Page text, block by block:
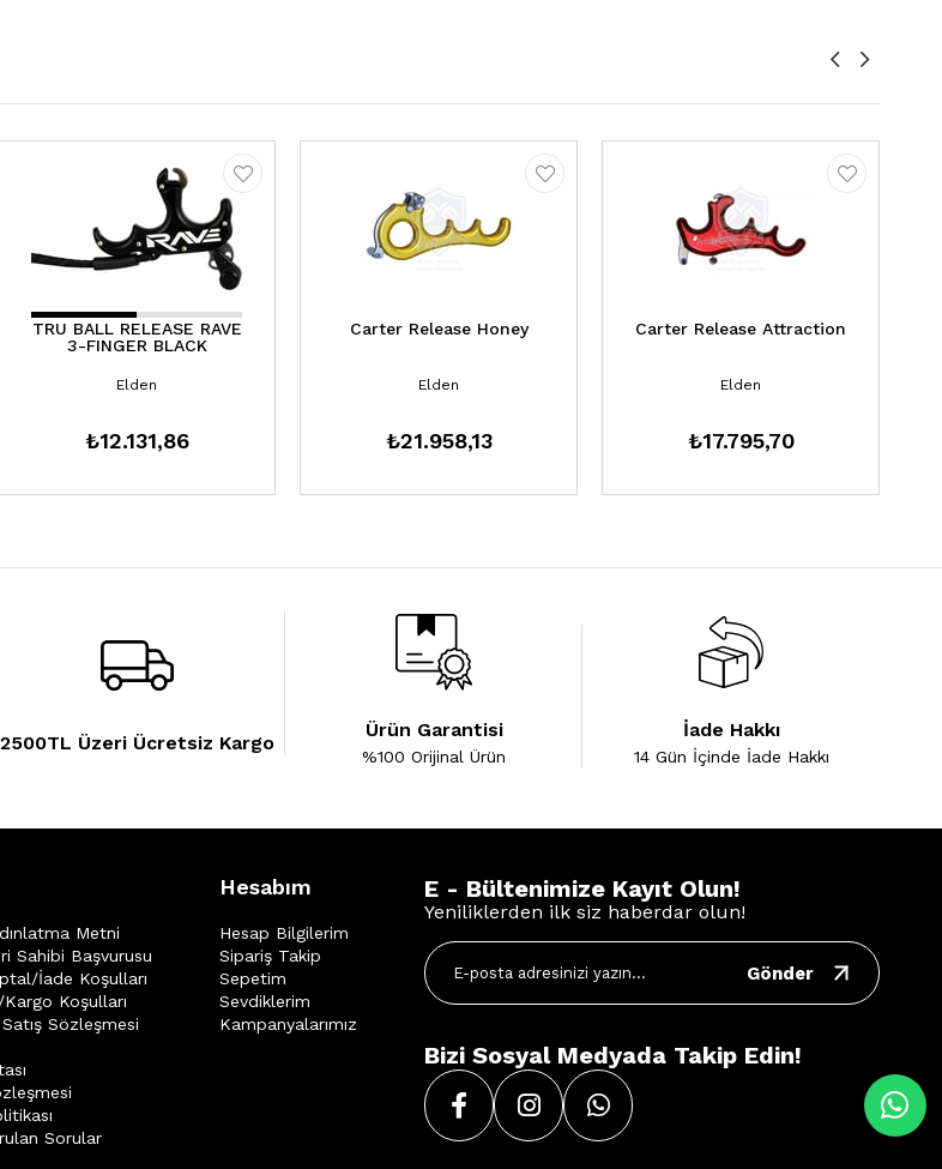
TRU BALL RELEASE RAVE
3-FINGER BLACK
Elden
₺12.131,86
Carter Release Honey
Elden
₺21.958,13
Carter Release Attraction
Elden
₺17.795,70
2500TL Üzeri Ücretsiz Kargo
Ürün Garantisi
%100 Orijinal Ürün
İade Hakkı
14 Gün İçinde İade Hakkı
Metni
Sahibi Başvurusu
İade Koşulları
Koşulları
Sözleşmesi
Sorular
Hesabım
Hesap Bilgilerim
Sipariş Takip
Sepetim
Sevdiklerim
Kampanyalarımız
E - Bültenimize Kayıt Olun!
Yeniliklerden ilk siz haberdar olun!
Gönder
Bizi Sosyal Medyada Takip Edin!